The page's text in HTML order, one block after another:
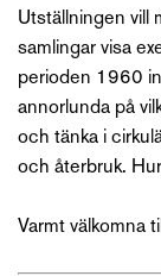
Utställningen vill
samlingar visa
perioden 1960
annorlunda på
och tänka i
och återbruk.
Varmt välkomna